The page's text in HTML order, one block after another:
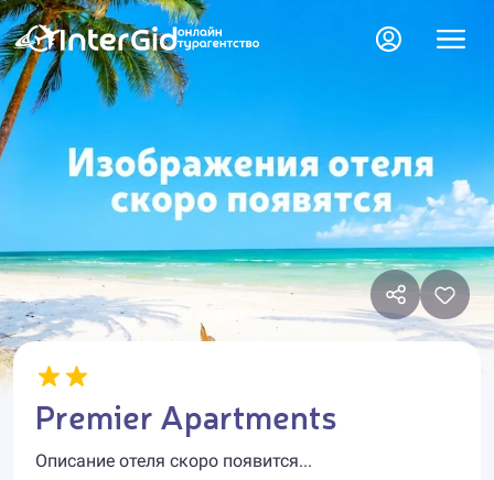
Premier Apartments
Описание отеля скоро появится...